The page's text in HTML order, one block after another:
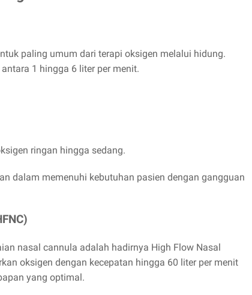
paling umum dari terapi oksigen melalui hidung.
1 hingga 6 liter per menit.
ringan hingga sedang.
dalam memenuhi kebutuhan pasien dengan gangguan
nasal cannula adalah hadirnya High Flow Nasal
oksigen dengan kecepatan hingga 60 liter per menit
yang optimal.